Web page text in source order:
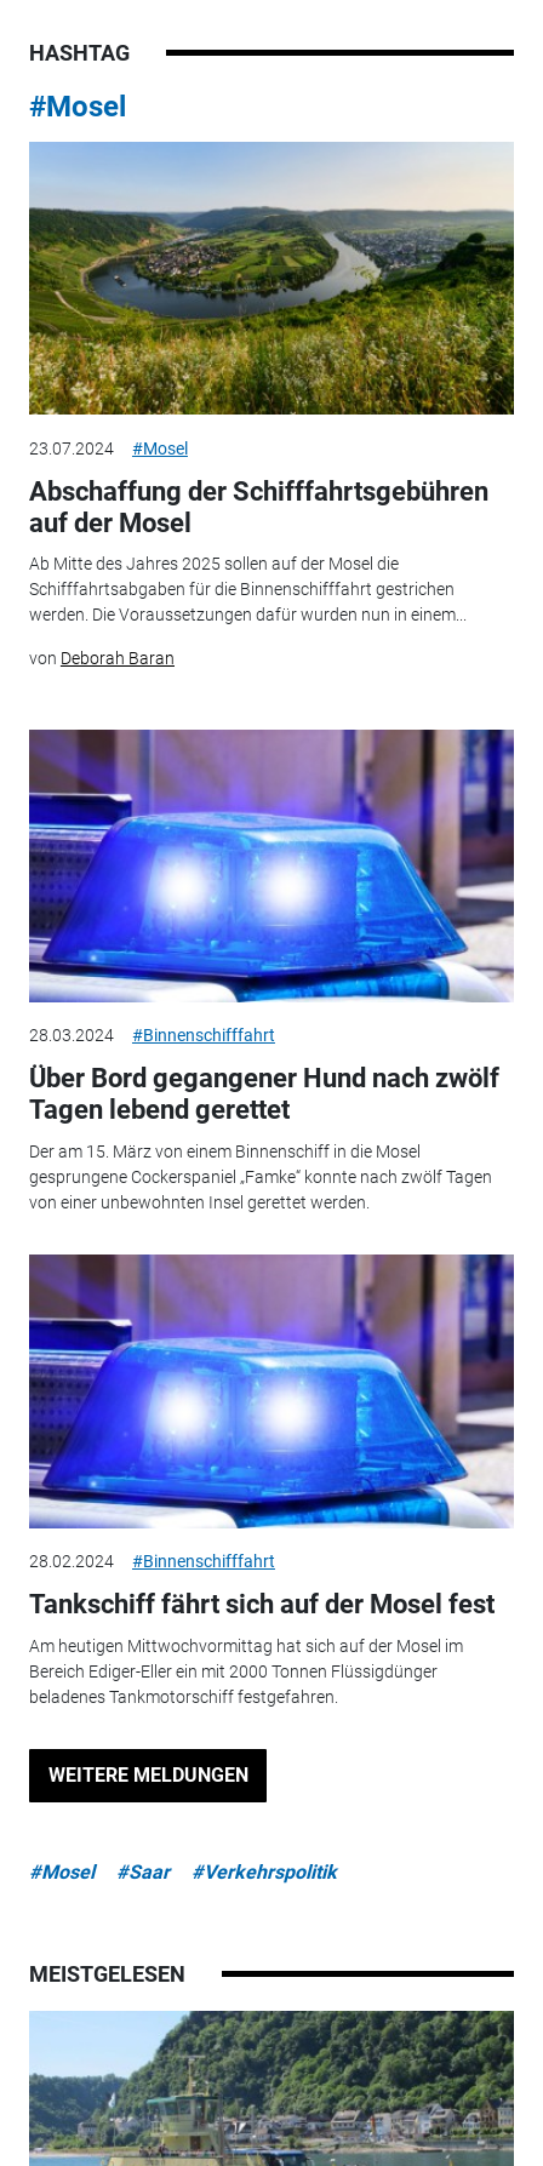
HASHTAG
#Mosel
23.07.2024 #Mosel
Abschaffung der Schifffahrtsgebühren
auf der Mosel
Ab Mitte des Jahres 2025 sollen auf der Mosel die
Schifffahrtsabgaben für die Binnenschifffahrt gestrichen
werden. Die Voraussetzungen dafür wurden nun in einem...
von Deborah Baran
28.03.2024 #Binnenschifffahrt
Über Bord gegangener Hund nach zwölf
Tagen lebend gerettet
Der am 15. März von einem Binnenschiff in die Mosel
gesprungene Cockerspaniel „Famke“ konnte nach zwölf Tagen
von einer unbewohnten Insel gerettet werden.
28.02.2024 #Binnenschifffahrt
Tankschiff fährt sich auf der Mosel fest
Am heutigen Mittwochvormittag hat sich auf der Mosel im
Bereich Ediger-Eller ein mit 2000 Tonnen Flüssigdünger
beladenes Tankmotorschiff festgefahren.
WEITERE MELDUNGEN
#Mosel #Saar #Verkehrspolitik
MEISTGELESEN